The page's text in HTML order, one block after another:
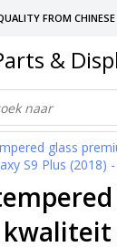
FROM
TO GERMANY
10 DAY
&
glass
S9 Plus (2018)